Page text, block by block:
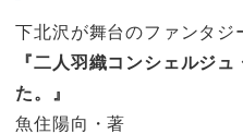
下北沢が舞台のファンタジ
『二人羽織コンシェルジ
た。』
魚住陽向・著